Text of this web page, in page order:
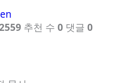
추천 수 0 댓글 0